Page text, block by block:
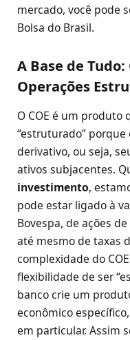
mercado, você pode
Bolsa do Brasil.
A Base de
Operações
O COE é um produto
“estruturado”
derivativo, ou seja,
ativos subjacentes.
investimento,
pode estar ligado à
Bovespa, de ações
até mesmo de taxas
complexidade do
flexibilidade de ser
banco crie um
econômico
em particular. Assim